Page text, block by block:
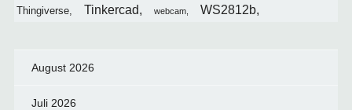
Thingiverse Tinkercad webcam WS2812b
August 2026
Juli 2026